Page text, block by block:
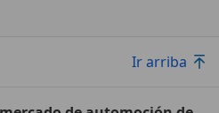
Ir arriba